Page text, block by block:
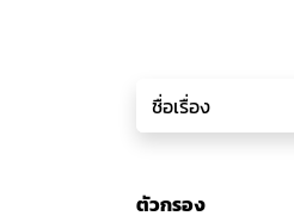
ตัวกรอง